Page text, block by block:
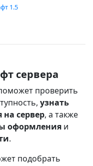
1.5
сервера
проверить
узнать
на сервер, а также
оформления и
.
подобрать